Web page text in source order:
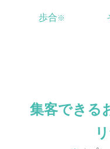
歩合 ※
集客できる